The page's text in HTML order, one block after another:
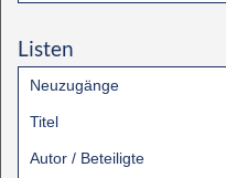
Listen
Neuzugänge
Titel
Autor / Beteiligte